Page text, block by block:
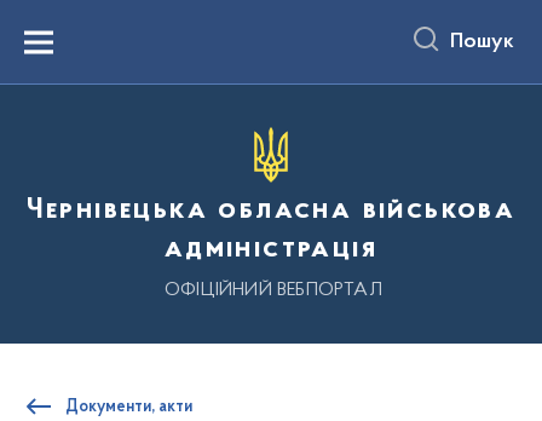
вмістуMenu Пошук
Чернівецька обласна військова
адміністрація
ОФІЦІЙНИЙ ВЕБПОРТАЛ
Документи, акти